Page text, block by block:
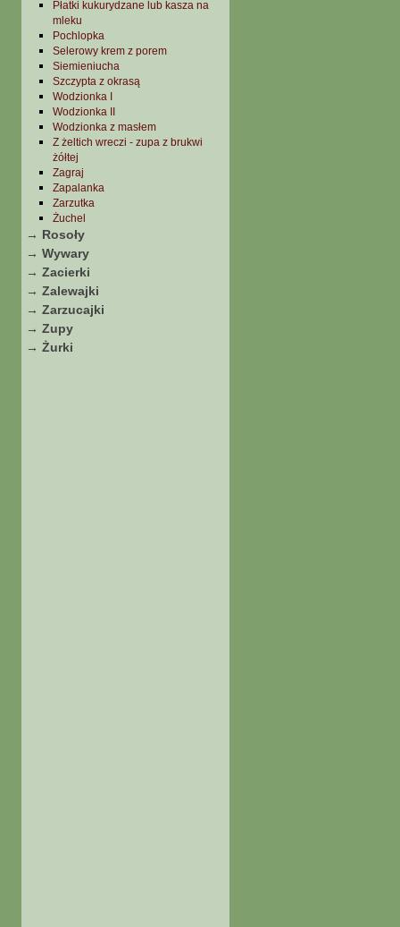
Płatki kukurydzane lub kasza na
mleku
Pochlopka
Selerowy krem z porem
Siemieniucha
Szczypta z okrasą
Wodzionka I
Wodzionka II
Wodzionka z masłem
Z żeltich wreczi - zupa z brukwi
żółtej
Zagraj
Zapalanka
Zarzutka
Żuchel
→ Rosoły
→ Wywary
→ Zacierki
→ Zalewajki
→ Zarzucajki
→ Zupy
→ Żurki